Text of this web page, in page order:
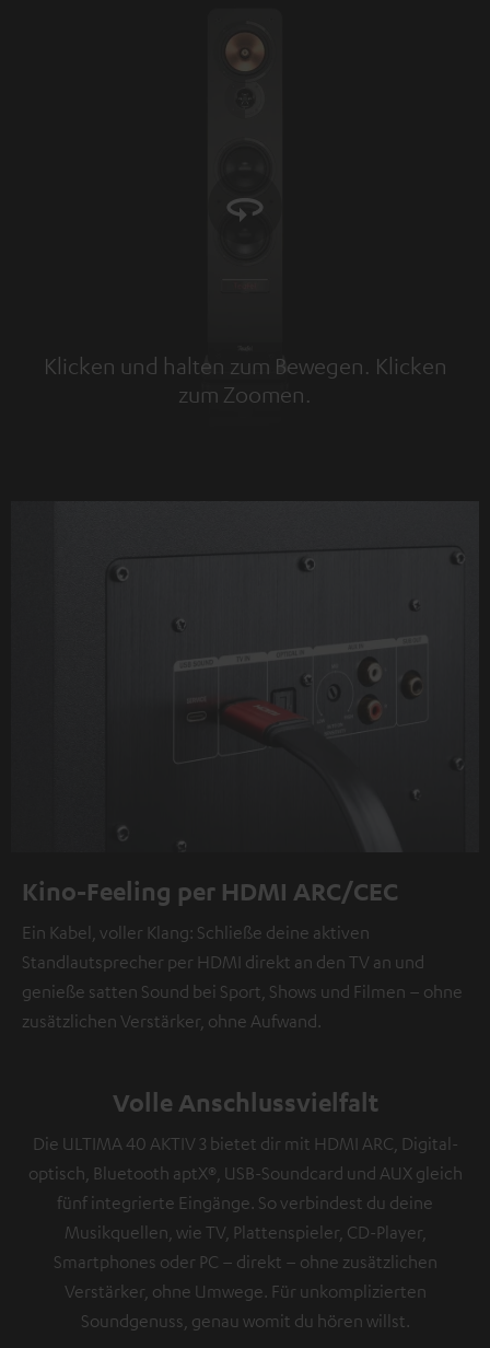
Klicken und halten zum Bewegen. Klicken
zum Zoomen.
Tap to zoom
Kino-Feeling per HDMI ARC/CEC
Ein Kabel, voller Klang: Schließe deine aktiven
Standlautsprecher per HDMI direkt an den TV an und
genieße satten Sound bei Sport, Shows und Filmen – ohne
zusätzlichen Verstärker, ohne Aufwand.
Volle Anschlussvielfalt
Die ULTIMA 40 AKTIV 3 bietet dir mit HDMI ARC, Digital-
optisch, Bluetooth aptX®, USB-Soundcard und AUX gleich
fünf integrierte Eingänge. So verbindest du deine
Musikquellen, wie TV, Plattenspieler, CD-Player,
Smartphones oder PC – direkt – ohne zusätzlichen
Verstärker, ohne Umwege. Für unkomplizierten
Soundgenuss, genau womit du hören willst.